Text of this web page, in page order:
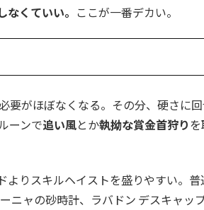
くていい。
ここが一番デカい。
要がほぼなくなる。その分、硬さに
ーンで追い風とか執拗な賞金首狩り を
よりスキルヘイストを盛りやすい。
ニャの砂時計、ラバドン デスキャッ